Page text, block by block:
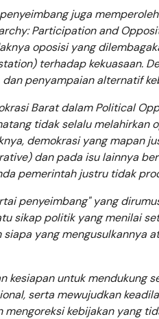
juga
Participation and
oposisi yang
terhadap kekuasaan.
penyampaian alternatif
Barat dalam Political
tidak selalu melahirkan
demokrasi yang mapan
dan pada isu lainnya
pemerintah justru tidak
penyeimbang" yang
sikap politik yang menilai
yang mengusulkannya
kesiapan untuk mendukung
serta mewujudkan
kebijakan yang